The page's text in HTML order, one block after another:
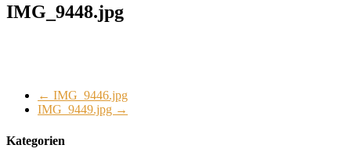
IMG_9448.jpg
← IMG_9446.jpg
IMG_9449.jpg →
Kategorien